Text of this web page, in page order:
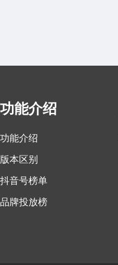
功能介绍
功能介绍
版本区别
抖音号榜单
品牌投放榜